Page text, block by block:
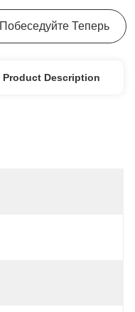
Побеседуйте Теперь
Product Description